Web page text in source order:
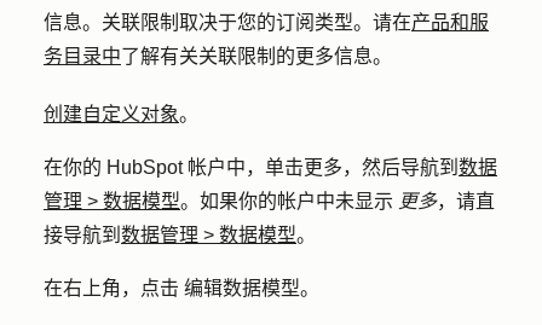
信息。关联限制取决于您的订阅类型。请在产品和服
务目录中了解有关关联限制的更多信息。
创建自定义对象。
在你的 HubSpot 帐户中，单击更多，然后导航到 数据
管理 > 数据模型。如果你的帐户中未显示 更多，请直
接导航到 数据管理 > 数据模型。
在右上角，点击 编辑数据模型。